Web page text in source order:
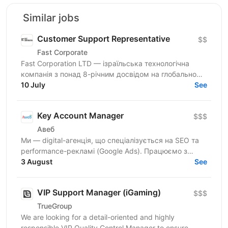
Similar jobs
Customer Support Representative
Fast Corporate
$$
Fast Corporation LTD — ізраїльська технологічна
компанія з понад 8-річним досвідом на глобальному
ринку. Ми створюємо цифрові продукти для клієнтів
10 July See
Key Account Manager
Авеб
$$$
Ми — digital-агенція, що спеціалізується на SEO та
performance-рекламі (Google Ads). Працюємо з
середнім бізнесом в Україні, США, Канаді,
3 August See
VIP Support Manager (iGaming)
TrueGroup
$$$
We are looking for a detail-oriented and highly